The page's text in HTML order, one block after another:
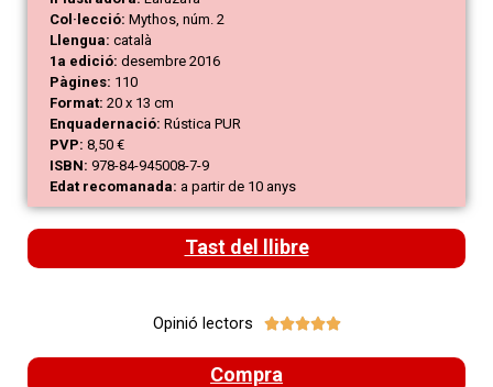
Col·lecció: Mythos, núm. 2
Llengua: català
1a edició: desembre 2016
Pàgines: 110
Format: 20 x 13 cm
Enquadernació: Rústica PUR
PVP: 8,50 €
ISBN: 978-84-945008-7-9
Edat recomanada: a partir de 10 anys
Tast del llibre
Opinió lectors 
Compra